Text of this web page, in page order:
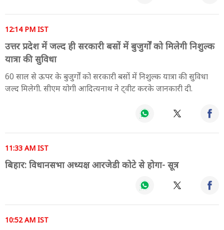
12:14 PM IST
उत्तर प्रदेश में जल्द ही सरकारी बसों में बुजुर्गों को मिलेगी निशुल्क
यात्रा की सुविधा
60 साल से ऊपर के बुजुर्गों को सरकारी बसों में निशुल्क यात्रा की सुविधा
जल्द मिलेगी. सीएम योगी आदित्यनाथ ने ट्वीट करके जानकारी दी.
11:33 AM IST
बिहार: विधानसभा अध्यक्ष आरजेडी कोटे से होगा- सूत्र
10:52 AM IST